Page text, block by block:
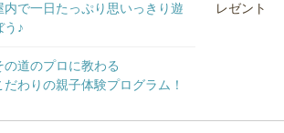
内で一日たっぷり思いっきり遊
う♪
の道のプロに教わる
だわりの親子体験プログラム！